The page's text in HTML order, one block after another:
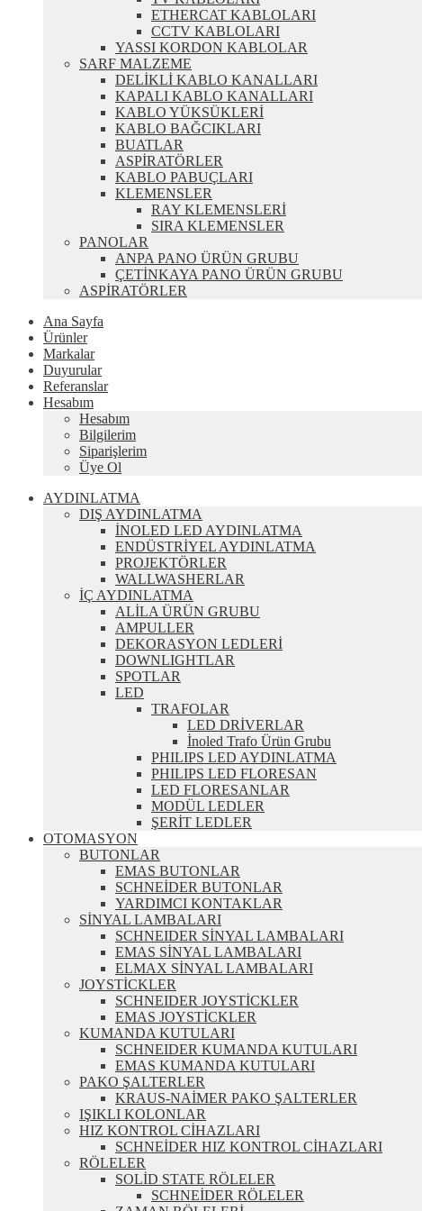
ETHERCAT KABLOLARI
CCTV KABLOLARI
YASSI KORDON KABLOLAR
SARF MALZEME
DELİKLİ KABLO KANALLARI
KAPALI KABLO KANALLARI
KABLO YÜKSÜKLERİ
KABLO BAĞCIKLARI
BUATLAR
ASPİRATÖRLER
KABLO PABUÇLARI
KLEMENSLER
RAY KLEMENSLERİ
SIRA KLEMENSLER
PANOLAR
ANPA PANO ÜRÜN GRUBU
ÇETİNKAYA PANO ÜRÜN GRUBU
ASPİRATÖRLER
Ana Sayfa
Ürünler
Markalar
Duyurular
Referanslar
Hesabım
Hesabım
Bilgilerim
Siparişlerim
Üye Ol
AYDINLATMA
DIŞ AYDINLATMA
İNOLED LED AYDINLATMA
ENDÜSTRİYEL AYDINLATMA
PROJEKTÖRLER
WALLWASHERLAR
İÇ AYDINLATMA
ALİLA ÜRÜN GRUBU
AMPULLER
DEKORASYON LEDLERİ
DOWNLIGHTLAR
SPOTLAR
LED
TRAFOLAR
LED DRİVERLAR
İnoled Trafo Ürün Grubu
PHILIPS LED AYDINLATMA
PHILIPS LED FLORESAN
LED FLORESANLAR
MODÜL LEDLER
ŞERİT LEDLER
OTOMASYON
BUTONLAR
EMAS BUTONLAR
SCHNEİDER BUTONLAR
YARDIMCI KONTAKLAR
SİNYAL LAMBALARI
SCHNEIDER SİNYAL LAMBALARI
EMAS SİNYAL LAMBALARI
ELMAX SİNYAL LAMBALARI
JOYSTİCKLER
SCHNEIDER JOYSTİCKLER
EMAS JOYSTİCKLER
KUMANDA KUTULARI
SCHNEIDER KUMANDA KUTULARI
EMAS KUMANDA KUTULARI
PAKO ŞALTERLER
KRAUS-NAİMER PAKO ŞALTERLER
IŞIKLI KOLONLAR
HIZ KONTROL CİHAZLARI
SCHNEİDER HIZ KONTROL CİHAZLARI
RÖLELER
SOLİD STATE RÖLELER
SCHNEİDER RÖLELER